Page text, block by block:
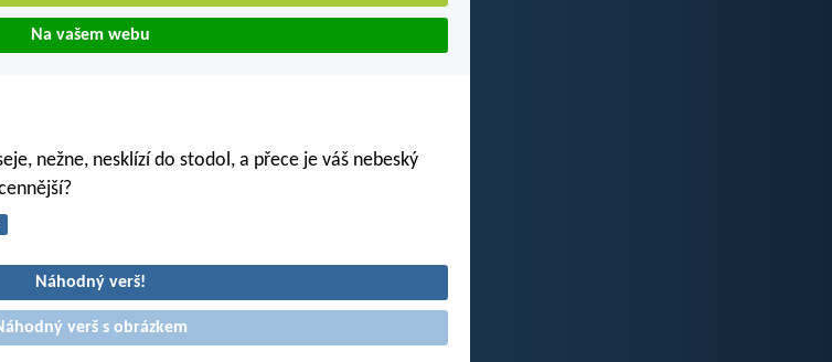
Na vašem webu
nežne, nesklízí do stodol, a přece je váš nebeský
Náhodný verš!
verš s obrázkem